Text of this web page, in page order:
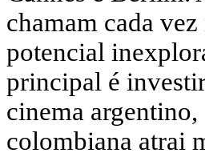
chamam cada
potencial
principal é
cinema
colombiana atrai